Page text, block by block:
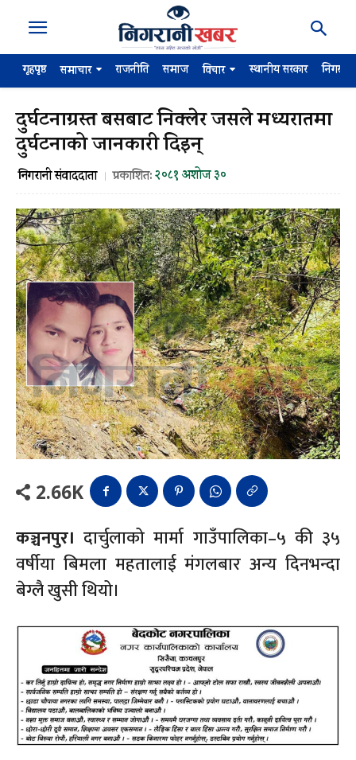
गृहपृष्ठ समाचार राजनीति समाज विचार स्थानीय सरकार
दुर्घटनाग्रस्त बसबाट निक्लेर जसले मध्यरातमा
दुर्घटनाको जानकारी दिइन्
निगरानी संवाददाता प्रकाशित:२०८१ अशोज ३०
2.66K
कञ्चनपुर। दार्चुलाको मार्मा गाउँपालिका–५ की ३५
वर्षीया बिमला महतालाई मंगलबार अन्य दिनभन्दा
बेग्लै खुसी थियो।